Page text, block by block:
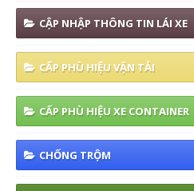
CẬP NHẬP THÔNG TIN LÁI XE
CẤP PHÙ HIỆU VẬN TẢI
CẤP PHÙ HIỆU XE CONTAINER
CHỐNG TRỘM